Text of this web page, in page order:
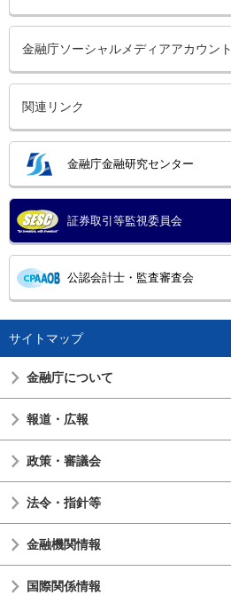
金融庁ソーシャルメディアアカウント
関連リンク
金融庁金融研究センター
証券取引等監視委員会
公認会計士・監査審査会
サイトマップ
金融庁について
報道・広報
政策・審議会
法令・指針等
金融機関情報
国際関係情報